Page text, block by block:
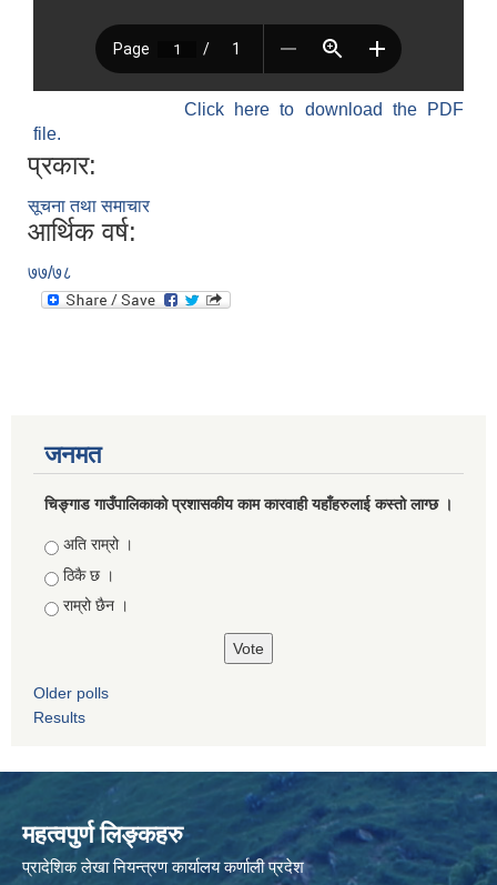
Click here to download the PDF
file.
प्रकार:
सूचना तथा समाचार
आर्थिक वर्ष:
७७/७८
जनमत
चिङ्गाड गाउँपालिकाको प्रशासकीय काम कारवाही यहाँहरुलाई कस्तो लाग्छ ।
Choices
अति राम्रो ।
ठिकै छ ।
राम्रो छैन ।
Older polls
Results
महत्वपुर्ण लिङ्कहरु
प्रादेशिक लेखा नियन्त्रण कार्यालय कर्णाली प्रदेश